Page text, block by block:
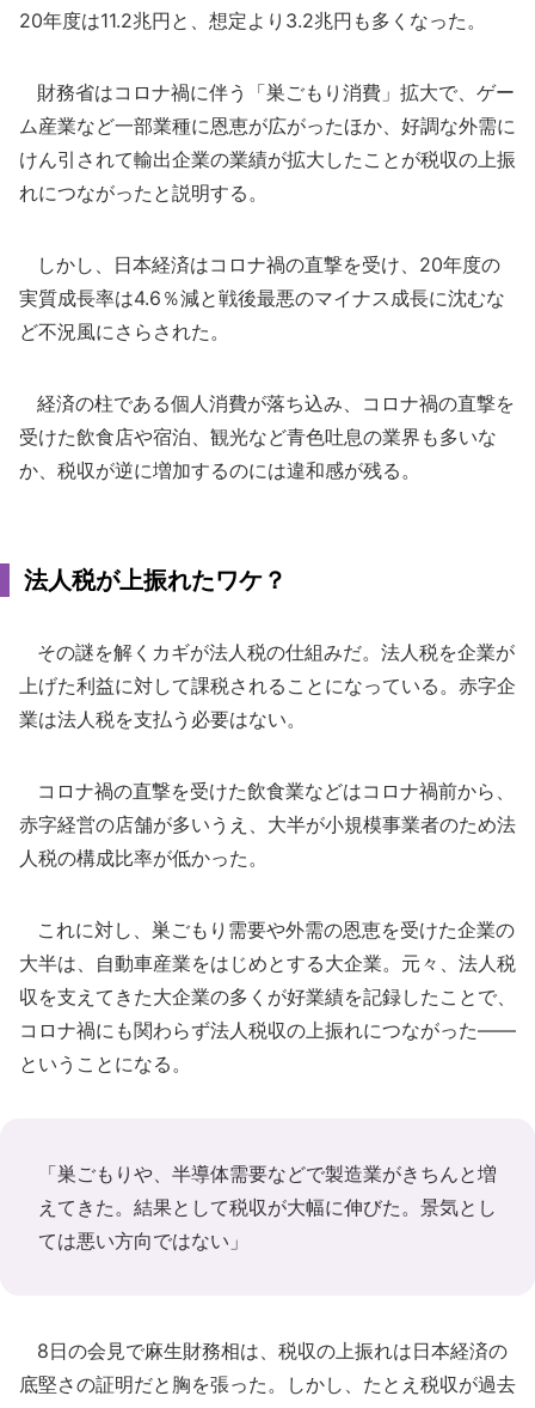
20年度は11.2兆円と、想定より3.2兆円も多くなった。
財務省はコロナ禍に伴う「巣ごもり消費」拡大で、ゲー
ム産業など一部業種に恩恵が広がったほか、好調な外需に
けん引されて輸出企業の業績が拡大したことが税収の上振
れにつながったと説明する。
しかし、日本経済はコロナ禍の直撃を受け、20年度の
実質成長率は4.6％減と戦後最悪のマイナス成長に沈むな
ど不況風にさらされた。
経済の柱である個人消費が落ち込み、コロナ禍の直撃を
受けた飲食店や宿泊、観光など青色吐息の業界も多いな
か、税収が逆に増加するのには違和感が残る。
法人税が上振れたワケ？
その謎を解くカギが法人税の仕組みだ。法人税を企業が
上げた利益に対して課税されることになっている。赤字企
業は法人税を支払う必要はない。
コロナ禍の直撃を受けた飲食業などはコロナ禍前から、
赤字経営の店舗が多いうえ、大半が小規模事業者のため法
人税の構成比率が低かった。
これに対し、巣ごもり需要や外需の恩恵を受けた企業の
大半は、自動車産業をはじめとする大企業。元々、法人税
収を支えてきた大企業の多くが好業績を記録したことで、
コロナ禍にも関わらず法人税収の上振れにつながった――
ということになる。
「巣ごもりや、半導体需要などで製造業がきちんと増
えてきた。結果として税収が大幅に伸びた。景気とし
ては悪い方向ではない」
8日の会見で麻生財務相は、税収の上振れは日本経済の
底堅さの証明だと胸を張った。しかし、たとえ税収が過去